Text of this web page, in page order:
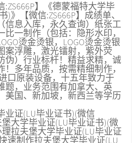
:ZS666P】《德蒙福特大学毕
)》【微信:ZS666P】成绩单、
信息入库，永久查询）纸张工
比一制作（包括：隐形水印，
烫金烫银，LOGO烫金烫银
案浮雕，激光镭射，紫外荧
伪）行业标杆！精益求精，诚
！多年品质，按需精细制作，
口原装设备，十五年致力于
题，业务范围有加拿大、英
美国、新加坡，新西兰等学历
业证(LU毕业证书)(微信
堡大学毕业证(LU毕业证书)(微
理拉夫堡大学毕业证(LU毕业证
速制作拉夫堡大学毕业证(LU